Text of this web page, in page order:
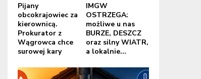
Pijany
obcokrajowiec za
kierownicą.
Prokurator z
Wągrowca chce
surowej kary
IMGW
OSTRZEGA:
możliwe u nas
BURZE, DESZCZ
oraz silny WIATR,
a lokalnie...